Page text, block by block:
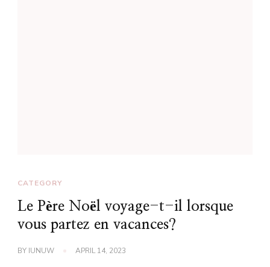
CATEGORY
Le Père Noël voyage-t-il lorsque
vous partez en vacances?
BY IUNUW APRIL 14, 2023